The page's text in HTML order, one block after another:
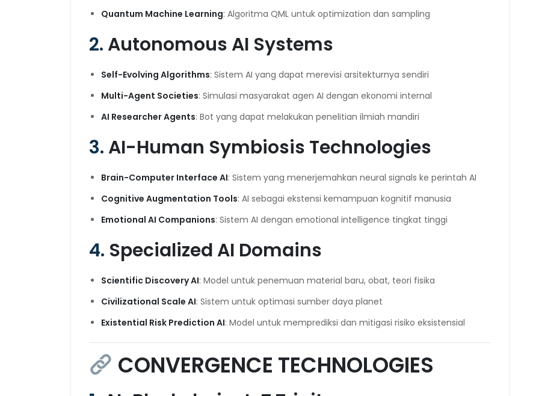
Quantum Machine Learning: Algoritma QML untuk optimization dan sampling
2. Autonomous AI Systems
Self-Evolving Algorithms: Sistem AI yang dapat merevisi arsitekturnya sendiri
Multi-Agent Societies: Simulasi masyarakat agen AI dengan ekonomi internal
AI Researcher Agents: Bot yang dapat melakukan penelitian ilmiah mandiri
3. AI-Human Symbiosis Technologies
Brain-Computer Interface AI: Sistem yang menerjemahkan neural signals ke perintah AI
Cognitive Augmentation Tools: AI sebagai ekstensi kemampuan kognitif manusia
Emotional AI Companions: Sistem AI dengan emotional intelligence tingkat tinggi
4. Specialized AI Domains
Scientific Discovery AI: Model untuk penemuan material baru, obat, teori fisika
Civilizational Scale AI: Sistem untuk optimasi sumber daya planet
Existential Risk Prediction AI: Model untuk memprediksi dan mitigasi risiko eksistensial
CONVERGENCE TECHNOLOGIES